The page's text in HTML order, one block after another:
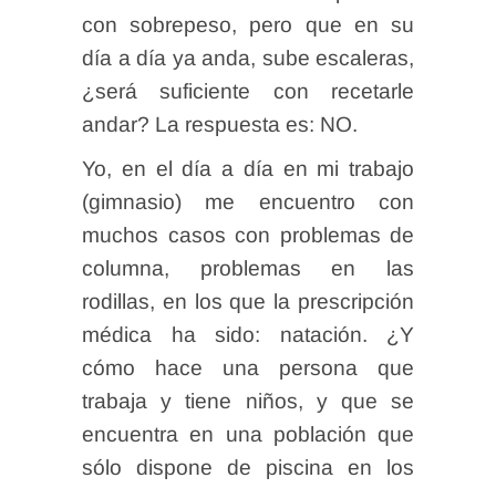
con sobrepeso, pero que en su
día a día ya anda, sube escaleras,
¿será suficiente con recetarle
andar? La respuesta es: NO.
Yo, en el día a día en mi trabajo
(gimnasio) me encuentro con
muchos casos con problemas de
columna, problemas en las
rodillas, en los que la prescripción
médica ha sido: natación. ¿Y
cómo hace una persona que
trabaja y tiene niños, y que se
encuentra en una población que
sólo dispone de piscina en los